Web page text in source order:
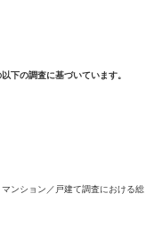
下の調査に基づいています。
ンション／戸建て調査における総